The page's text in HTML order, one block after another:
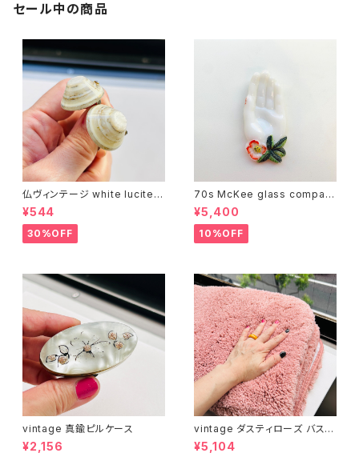
セール中の商品
仏ヴィンテージ white lucite c
onfetti 山型イヤリング
¥544
30%OFF
70s McKee glass compan
y ハンドペイントハンド小皿
（赤）
¥5,400
10%OFF
vintage 真鍮ピルケース
¥2,156
vintage ダスティローズ バスマ
ット
¥5,104